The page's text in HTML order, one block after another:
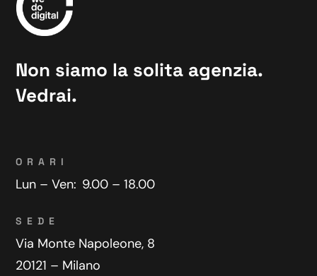
Non siamo la solita agenzia.
Vedrai.
ORARI
Lun – Ven: 9.00 – 18.00
SEDE
Via Monte Napoleone, 8
20121 – Milano